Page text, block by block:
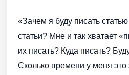
«Зачем я буду писать
статьи? Мне и так хватает
их писать? Куда писать?
Сколько времени у меня